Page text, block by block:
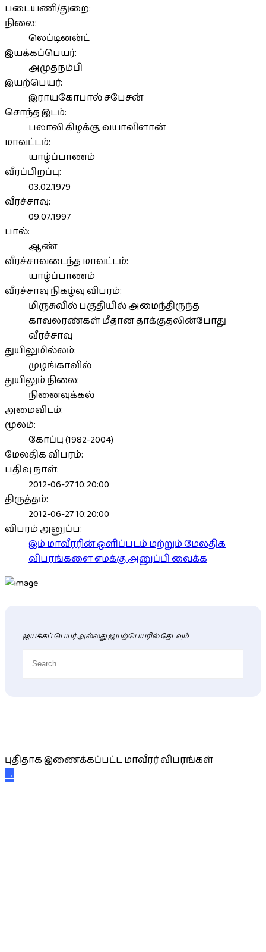
படையணி/துறை:
நிலை:
லெப்டினன்ட்
இயக்கப்பெயர்:
அமுதநம்பி
இயற்பெயர்:
இராயகோபால் சபேசன்
சொந்த இடம்:
பலாலி கிழக்கு, வயாவிளான்
மாவட்டம்:
யாழ்ப்பாணம்
வீரப்பிறப்பு:
03.02.1979
வீரச்சாவு:
09.07.1997
பால்:
ஆண்
வீரச்சாவடைந்த மாவட்டம்:
யாழ்ப்பாணம்
வீரச்சாவு நிகழ்வு விபரம்:
மிருசுவில் பகுதியில் அமைந்திருந்த
காவலரண்கள் மீதான தாக்குதலின்போது
வீரச்சாவு
துயிலுமில்லம்:
முழங்காவில்
துயிலும் நிலை:
நினைவுக்கல்
அமைவிடம்:
மூலம்:
கோப்பு (1982-2004)
மேலதிக விபரம்:
பதிவு நாள்:
2012-06-27 10:20:00
திருத்தம்:
2012-06-27 10:20:00
விபரம் அனுப்ப:
இம் மாவீரரின் ஒளிப்படம் மற்றும் மேலதிக
விபரங்களை எமக்கு அனுப்பி வைக்க
இயக்கப் பெயர் அல்லது இயற்பெயரில் தேடவும்
புதிதாக இணைக்கப்பட்ட மாவீரர் விபரங்கள்
→